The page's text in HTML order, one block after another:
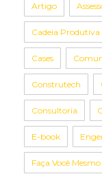
Artigo
Cadeia Produtiva
Cases
Construtech
Consultoria
E-book
Faça Você Mesmo